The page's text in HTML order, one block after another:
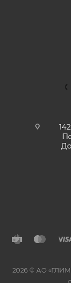
2026 © АО